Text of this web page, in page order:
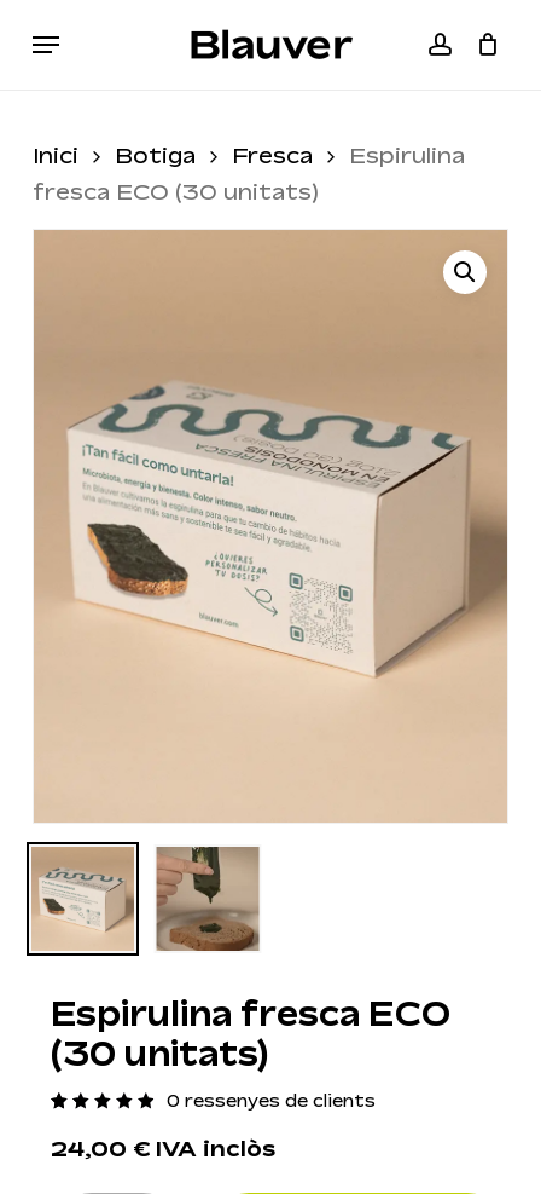
Menu
Close
Inici Botiga Fresca
Espirulina
fresca ECO (30 unitats)
Espirulina fresca ECO
(30 unitats)
4.94
sobre 5
0 ressenyes de clients
24,00 € IVA inclòs